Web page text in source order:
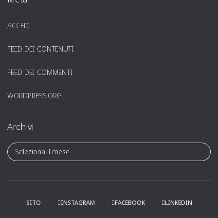
ACCEDI
FEED DEI CONTENUTI
FEED DEI COMMENTI
WORDPRESS.ORG
Archivi
A
r
h
SITO INSTAGRAM FACEBOOK LINKEDIN